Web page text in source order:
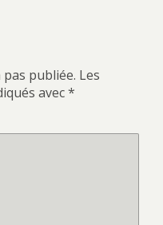
publiée. Les
avec*